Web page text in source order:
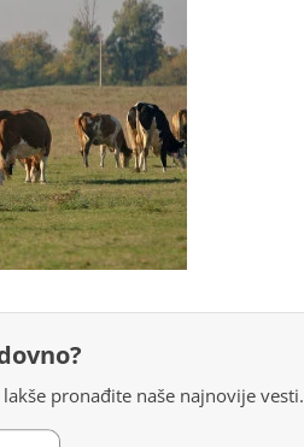
pronađite naše najnovije vesti.